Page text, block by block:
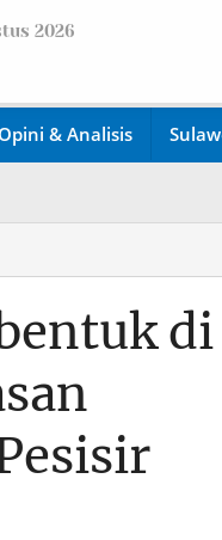
2026
& Analisis
di